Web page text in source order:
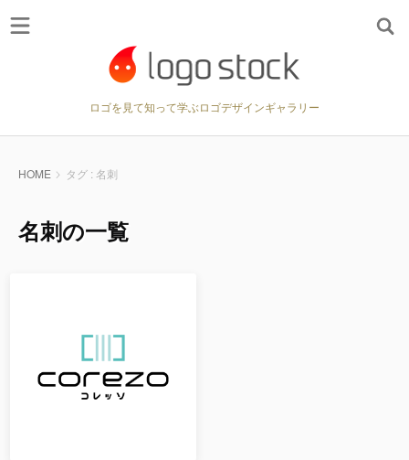
ロゴを見て知って学ぶロゴデザインギャラリー
HOME タグ : 名刺
名刺の一覧